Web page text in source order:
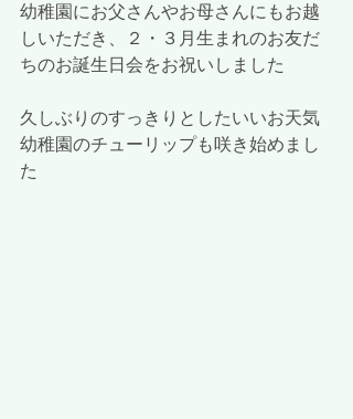
幼稚園にお父さんやお母さんにもお越
しいただき、２・３月生まれのお友だ
ちのお誕生日会をお祝いしました
久しぶりのすっきりとしたいいお天気
幼稚園のチューリップも咲き始めまし
た